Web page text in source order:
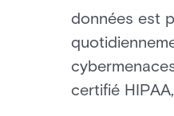
données est
certifié